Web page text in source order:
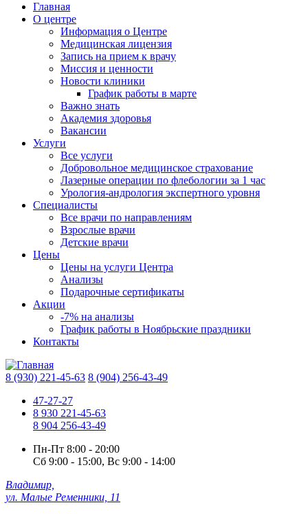
Главная
О центре
Информация о Центре
Медицинская лицензия
Запись на прием к врачу
Миссия и ценности
Новости клиники
График работы в марте
Важно знать
Академия здоровья
Вакансии
Услуги
Все услуги
Добровольное медицинское страхование
Лазерные операции по флебологии за 1 час
Урология-андрология экспертного уровня
Специалисты
Все врачи по направлениям
Взрослые врачи
Детские врачи
Цены
Цены на услуги Центра
Анализы
Подарочные сертификаты
Акции
-7% на анализы
График работы в Ноябрьские праздники
Контакты
8 (930) 221-45-63 8 (904) 256-43-49
47-27-27
8 930 221-45-63
8 904 256-43-49
Пн-Пт 8:00 - 20:00
Сб 9:00 - 15:00, Вс 9:00 - 14:00
Владимир,
ул. Малые Ременники, 11